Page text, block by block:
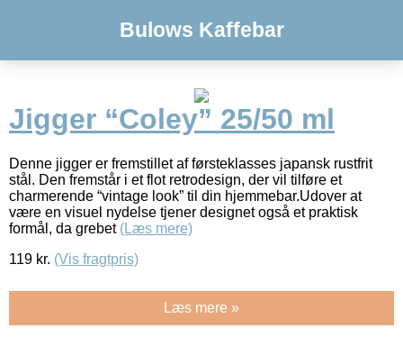
Bulows Kaffebar
Jigger “Coley” 25/50 ml
Denne jigger er fremstillet af førsteklasses japansk rustfrit
stål. Den fremstår i et flot retrodesign, der vil tilføre et
charmerende “vintage look” til din hjemmebar.Udover at
være en visuel nydelse tjener designet også et praktisk
formål, da grebet (Læs mere)
119 kr. (Vis fragtpris)
Læs mere »